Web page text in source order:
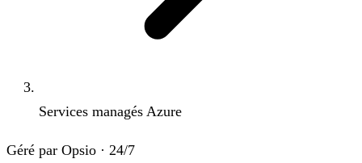
Services managés Azure
Géré par Opsio · 24/7